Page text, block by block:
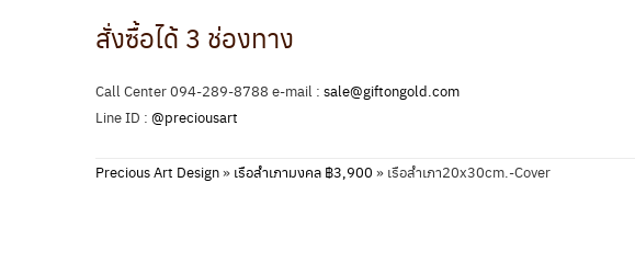
สั่งซื้อได้ 3 ช่องทาง
Call Center 094-289-8788 e-mail : sale@giftongold.com
Line ID : @preciousart
Precious Art Design» เรือสำเภามงคล ฿3,900 » เรือสำเภา20x30cm.-Cover